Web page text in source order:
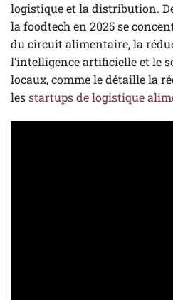
logistique et la distribution.
la foodtech en 2025 se
du circuit alimentaire, la
l’intelligence artificielle et le
locaux, comme le détaille la
lesstartups de logistique